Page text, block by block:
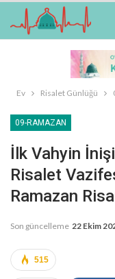
Ev Risalet Günlüğü
09-RAMAZAN
İlk Vahyin
Risalet
Ramazan
Son güncelleme 22 Ekim
515